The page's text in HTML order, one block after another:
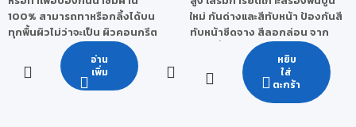
100% สามารถทาหรือกลิ้งได้บน
ทุกพื้นผิวไม่ว่าจะเป็น ผิวคอนกรีต
เปลือย คอนกรีตหล่อสำเร็จ
(Precast) คอนกรีตมวลเบา
ประกอบด้วยส่วนผสม 2 ส่วน คือ
Part A น้ำยาอะคริลิกโพลีเมอร์ และ
อ่าน
เพิ่ม
ใหม่ กันด่างและสีทับหน้า ป้องกันสี
ทับหน้าซีดจาง สีลอกล่อน จาก
ความชื้น ทนทานต่อทุกสภาวะ
อากาศ เหมาะสำหรับบริเวณชาย
ล่างอาคาร
น้ำยาเคมีป้องกันความชื้นคุณภาพ
หยิบ
ใส่
ตะกร้า